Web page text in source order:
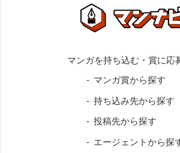
マンガ賞から探す
持ち込み先から探す
投稿先から探す
エージェントから探